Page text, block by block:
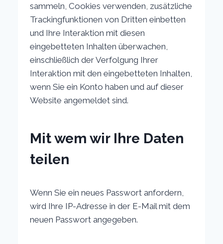
sammeln, Cookies verwenden, zusätzliche
Trackingfunktionen von Dritten einbetten
und Ihre Interaktion mit diesen
eingebetteten Inhalten überwachen,
einschließlich der Verfolgung Ihrer
Interaktion mit den eingebetteten Inhalten,
wenn Sie ein Konto haben und auf dieser
Website angemeldet sind.
Mit wem wir Ihre Daten
teilen
Wenn Sie ein neues Passwort anfordern,
wird Ihre IP-Adresse in der E-Mail mit dem
neuen Passwort angegeben.